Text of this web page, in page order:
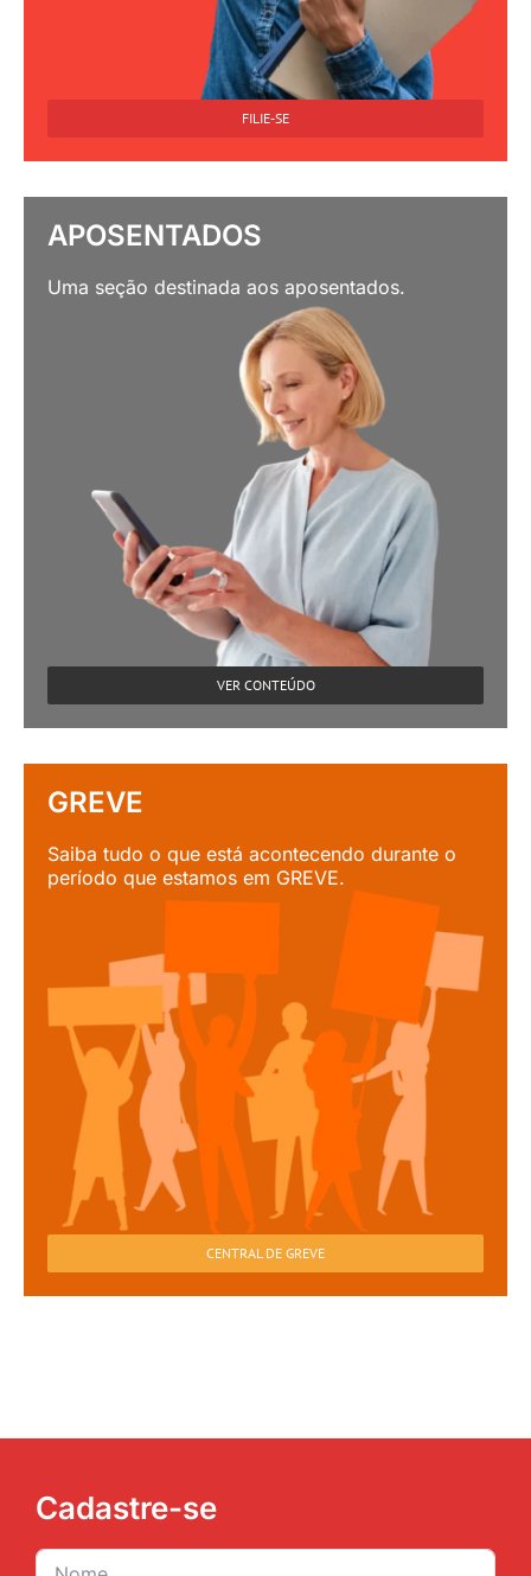
FILIE-SE
APOSENTADOS
Uma seção destinada aos aposentados.
VER CONTEÚDO
GREVE
Saiba tudo o que está acontecendo durante o
período que estamos em GREVE.
CENTRAL DE GREVE
Cadastre-se